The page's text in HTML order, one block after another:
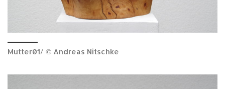
Mutter01/ © Andreas Nitschke